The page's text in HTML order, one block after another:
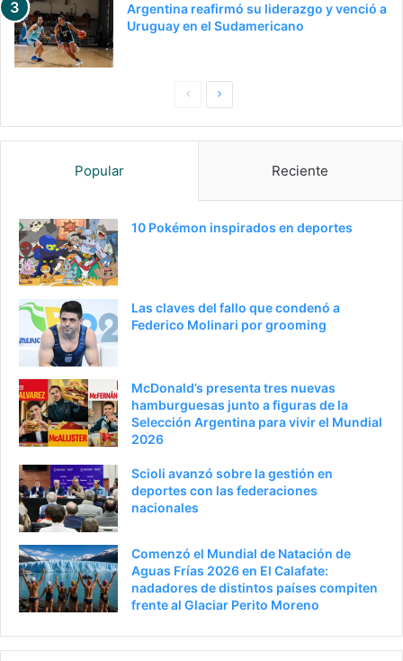
Argentina reafirmó su liderazgo y venció a
Uruguay en el Sudamericano
g
e
o
r
g
p
i
n
Popular Reciente
10 Pokémon inspirados en deportes
Las claves del fallo que condenó a
Federico Molinari por grooming
McDonald’s presenta tres nuevas
hamburguesas junto a figuras de la
Selección Argentina para vivir el Mundial
2026
Scioli avanzó sobre la gestión en
deportes con las federaciones
nacionales
Comenzó el Mundial de Natación de
Aguas Frías 2026 en El Calafate:
nadadores de distintos países compiten
frente al Glaciar Perito Moreno